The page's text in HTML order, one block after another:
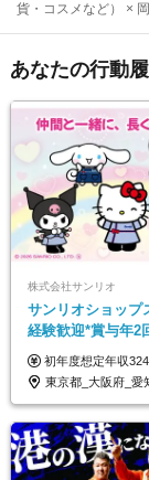
貨・コスメなど） ×
あなたの行動
株式会社サンリオ
サンリオショップ
経験歓迎*賞与年2
め*産育休取得実績
い制服*社割有
初年度想定年収324万円～690万円！ ◆全国一律 月給230,000円～＋賞与＋通勤手当＋役職手当＋時間外手当 《手当充実！》 ＊昇給/年1回 ＊賞与/年2回（7月/12月） ＊通勤手当：交通費支給（規定あり） ＊時間外手当 ＊販売職手当 ＊役職手当 《キャリアパス》 ▼店長（32歳）／年収400万円 ▼トレーナー（37歳）／年収500万円 ▼SV（40歳）／年収570万円 ※SVとして活躍された場合、574万円以上に昇給も目指せます。 日頃のお店での頑張りをしっかり評価する体制を整えており、 ご自身の努力次第で昇給する制度を用意しています！ 《ゆくゆくは・・・》 ■店舗スタッフをとりまとめ、お店づくりを主体で行う店長へ ■複数店舗を統括するトレーナーへとキャリアアップ ■様々な規模の店舗を経験しSVとして活躍した後は、本社の教育担当や店舗支援を担う本部スタッフとして活躍いただけます。 ※経験・能力を考慮の
東京都_大阪府_愛知県_北海道_栃木県_静岡県_兵庫県_京